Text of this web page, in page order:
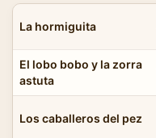
La hormiguita
El lobo bobo y la zorra
astuta
Los caballeros del pez